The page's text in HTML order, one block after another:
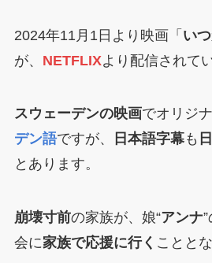
2024年11月1日より映画「 い
が、 NETFLIXより配信されて
スウェーデンの映画でオリジ
デン語ですが、 日本語字幕も
とあります。
崩壊寸前の家族が、娘“アンナ
会に家族で応援に行く こととな